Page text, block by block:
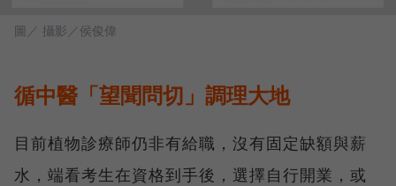
圖／ 攝影／侯俊偉
循中醫「望聞問切」調理大地
目前植物診療師仍非有給職，沒有固定缺額與薪
水，端看考生在資格到手後，選擇自行開業，或